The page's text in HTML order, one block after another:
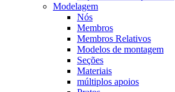
Modelagem
Nós
Membros
Membros Relativos
Modelos de montagem
Seções
Materiais
múltiplos apoios